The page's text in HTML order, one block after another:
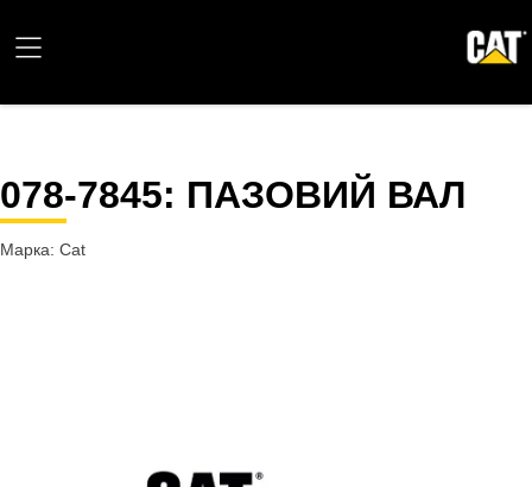
078-7845: ПАЗОВИЙ ВАЛ
Марка: Cat